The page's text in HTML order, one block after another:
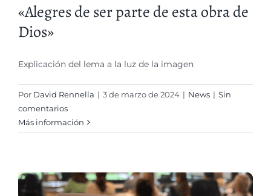
«Alegres de ser parte de esta obra de
Dios»
Explicación del lema a la luz de la imagen
Por David Rennella | 3 de marzo de 2024 | News | Sin
comentarios
Más información